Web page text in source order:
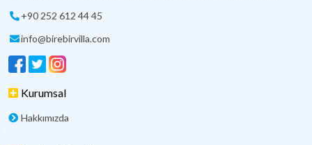
+90 252 612 44 45
info@birebirvilla.com
Kurumsal
Hakkımızda